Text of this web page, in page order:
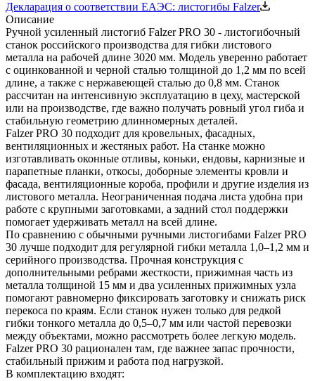
Декларация о соответствии ЕАЭС: листогибы Falzer
Описание
Ручной усиленный листогиб Falzer PRO 30 - листогибочный
станок российского производства для гибки листового
металла на рабочей длине 3020 мм. Модель уверенно работает
с оцинкованной и черной сталью толщиной до 1,2 мм по всей
длине, а также с нержавеющей сталью до 0,8 мм. Станок
рассчитан на интенсивную эксплуатацию в цеху, мастерской
или на производстве, где важно получать ровный угол гиба и
стабильную геометрию длинномерных деталей.
Falzer PRO 30 подходит для кровельных, фасадных,
вентиляционных и жестяных работ. На станке можно
изготавливать оконные отливы, коньки, ендовы, карнизные и
парапетные планки, откосы, доборные элементы кровли и
фасада, вентиляционные короба, профили и другие изделия из
листового металла. Неограниченная подача листа удобна при
работе с крупными заготовками, а задний стол поддержки
помогает удерживать металл на всей длине.
По сравнению с обычными ручными листогибами Falzer PRO
30 лучше подходит для регулярной гибки металла 1,0–1,2 мм и
серийного производства. Прочная конструкция с
дополнительными ребрами жесткости, прижимная часть из
металла толщиной 15 мм и два усиленных прижимных узла
помогают равномерно фиксировать заготовку и снижать риск
перекоса по краям. Если станок нужен только для редкой
гибки тонкого металла до 0,5–0,7 мм или частой перевозки
между объектами, можно рассмотреть более легкую модель.
Falzer PRO 30 рационален там, где важнее запас прочности,
стабильный прижим и работа под нагрузкой.
В комплектацию входят: